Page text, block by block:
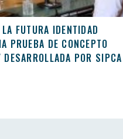
FUTURA IDENTIDAD
PRUEBA DE CONCEPTO
POR SIPCA